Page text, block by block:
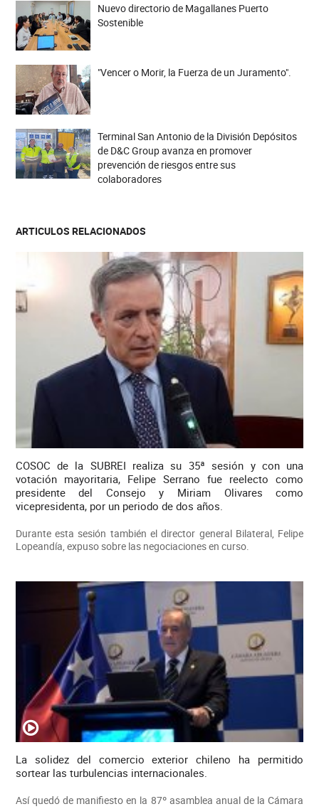
Nuevo directorio de Magallanes Puerto
Sostenible
"Vencer o Morir, la Fuerza de un Juramento".
Terminal San Antonio de la División Depósitos
de D&C Group avanza en promover
prevención de riesgos entre sus
colaboradores
ARTICULOS RELACIONADOS
COSOC de la SUBREI realiza su 35ª sesión y con una
votación mayoritaria, Felipe Serrano fue reelecto como
presidente del Consejo y Miriam Olivares como
vicepresidenta, por un periodo de dos años.
Durante esta sesión también el director general Bilateral, Felipe
Lopeandía, expuso sobre las negociaciones en curso.
La solidez del comercio exterior chileno ha permitido
sortear las turbulencias internacionales.
Así quedó de manifiesto en la 87º asamblea anual de la Cámara